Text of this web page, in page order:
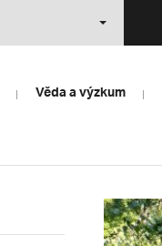
Věda a výzkum